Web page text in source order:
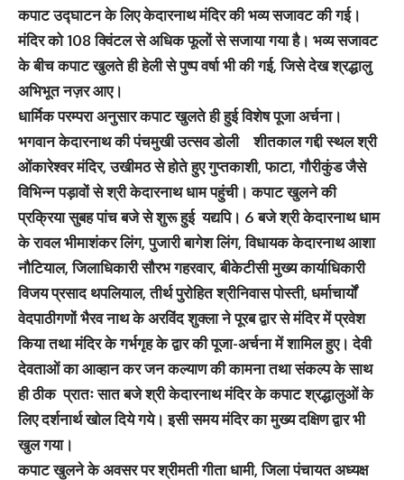
कपाट उद्घाटन के लिए केदारनाथ मंदिर की भव्य सजावट की गई।
मंदिर को 108 क्विंटल से अधिक फूलों से सजाया गया है। भव्य सजावट
के बीच कपाट खुलते ही हेली से पुष्प वर्षा भी की गई, जिसे देख श्रद्धालु
अभिभूत नज़र आए।
धार्मिक परम्परा अनुसार कपाट खुलते ही हुई विशेष पूजा अर्चना।
भगवान केदारनाथ की पंचमुखी उत्सव डोली शीतकाल गद्दी स्थल श्री
ओंकारेश्वर मंदिर, उखीमठ से होते हुए गुप्तकाशी, फाटा, गौरीकुंड जैसे
विभिन्न पड़ावों से श्री केदारनाथ धाम पहुंची। कपाट खुलने की
प्रक्रिया सुबह पांच बजे से शुरू हुई यद्यपि। 6 बजे श्री केदारनाथ धाम
के रावल भीमाशंकर लिंग, पुजारी बागेश लिंग, विधायक केदारनाथ आशा
नौटियाल, जिलाधिकारी सौरभ गहरवार, बीकेटीसी मुख्य कार्याधिकारी
विजय प्रसाद थपलियाल, तीर्थ पुरोहित श्रीनिवास पोस्ती, धर्माचार्यों
वेदपाठीगणों भैरव नाथ के अरविंद शुक्ला ने पूरब द्वार से मंदिर में प्रवेश
किया तथा मंदिर के गर्भगृह के द्वार की पूजा-अर्चना में शामिल हुए। देवी
देवताओं का आव्हान कर जन कल्याण की कामना तथा संकल्प के साथ
ही ठीक प्रातः सात बजे श्री केदारनाथ मंदिर के कपाट श्रद्धालुओं के
लिए दर्शनार्थ खोल दिये गये। इसी समय मंदिर का मुख्य दक्षिण द्वार भी
खुल गया।
कपाट खुलने के अवसर पर श्रीमती गीता धामी, जिला पंचायत अध्यक्ष